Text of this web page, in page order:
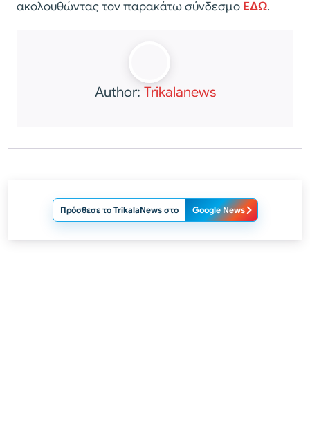
ακολουθώντας τον παρακάτω σύνδεσμο ΕΔΩ.
Author: Trikalanews
Πρόσθεσε το TrikalaNews στο Google News